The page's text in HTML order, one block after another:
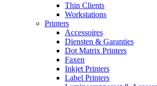
Thin Clients
Workstations
Printers
Accessoires
Diensten & Garanties
Dot Matrix Printers
Faxen
Inkjet Printers
Label Printers